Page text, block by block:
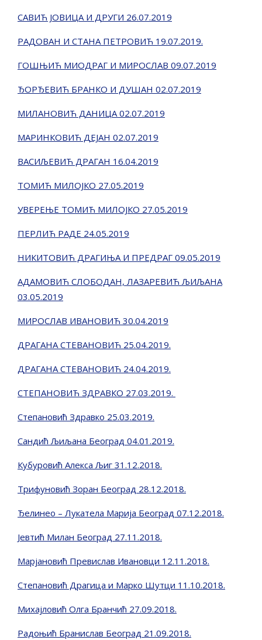
САВИЋ ЈОВИЦА И ДРУГИ 26.07.2019
РАДОВАН И СТАНА ПЕТРОВИЋ 19.07.2019.
ГОШЊИЋ МИОДРАГ И МИРОСЛАВ 09.07.2019
ЂОРЂЕВИЋ БРАНКО И ДУШАН 02.07.2019
МИЛАНОВИЋ ДАНИЦА 02.07.2019
МАРИНКОВИЋ ДЕЈАН 02.07.2019
ВАСИЉЕВИЋ ДРАГАН 16.04.2019
ТОМИЋ МИЛОЈКО 27.05.2019
УВЕРЕЊЕ ТОМИЋ МИЛОЈКО 27.05.2019
ПЕРЛИЋ РАДЕ 24.05.2019
НИКИТОВИЋ ДРАГИЊА И ПРЕДРАГ 09.05.2019
АДАМОВИЋ СЛОБОДАН, ЛАЗАРЕВИЋ ЉИЉАНА
03.05.2019
МИРОСЛАВ ИВАНОВИЋ 30.04.2019
ДРАГАНА СТЕВАНОВИЋ 25.04.2019.
ДРАГАНА СТЕВАНОВИЋ 24.04.2019.
СТЕПАНОВИЋ ЗДРАВКО 27.03.2019.
Степановић Здравко 25.03.2019.
Сандић Љиљана Београд 04.01.2019.
Кубуровић Алекса Љиг 31.12.2018.
Трифуновић Зоран Београд 28.12.2018.
Ђелинео – Лукатела Марија Београд 07.12.2018.
Јевтић Милан Београд 27.11.2018.
Марјановић Превислав Ивановци 12.11.2018.
Степановић Драгица и Марко Шутци 11.10.2018.
Михајловић Олга Бранчић 27.09.2018.
Радоњић Бранислав Београд 21.09.2018.